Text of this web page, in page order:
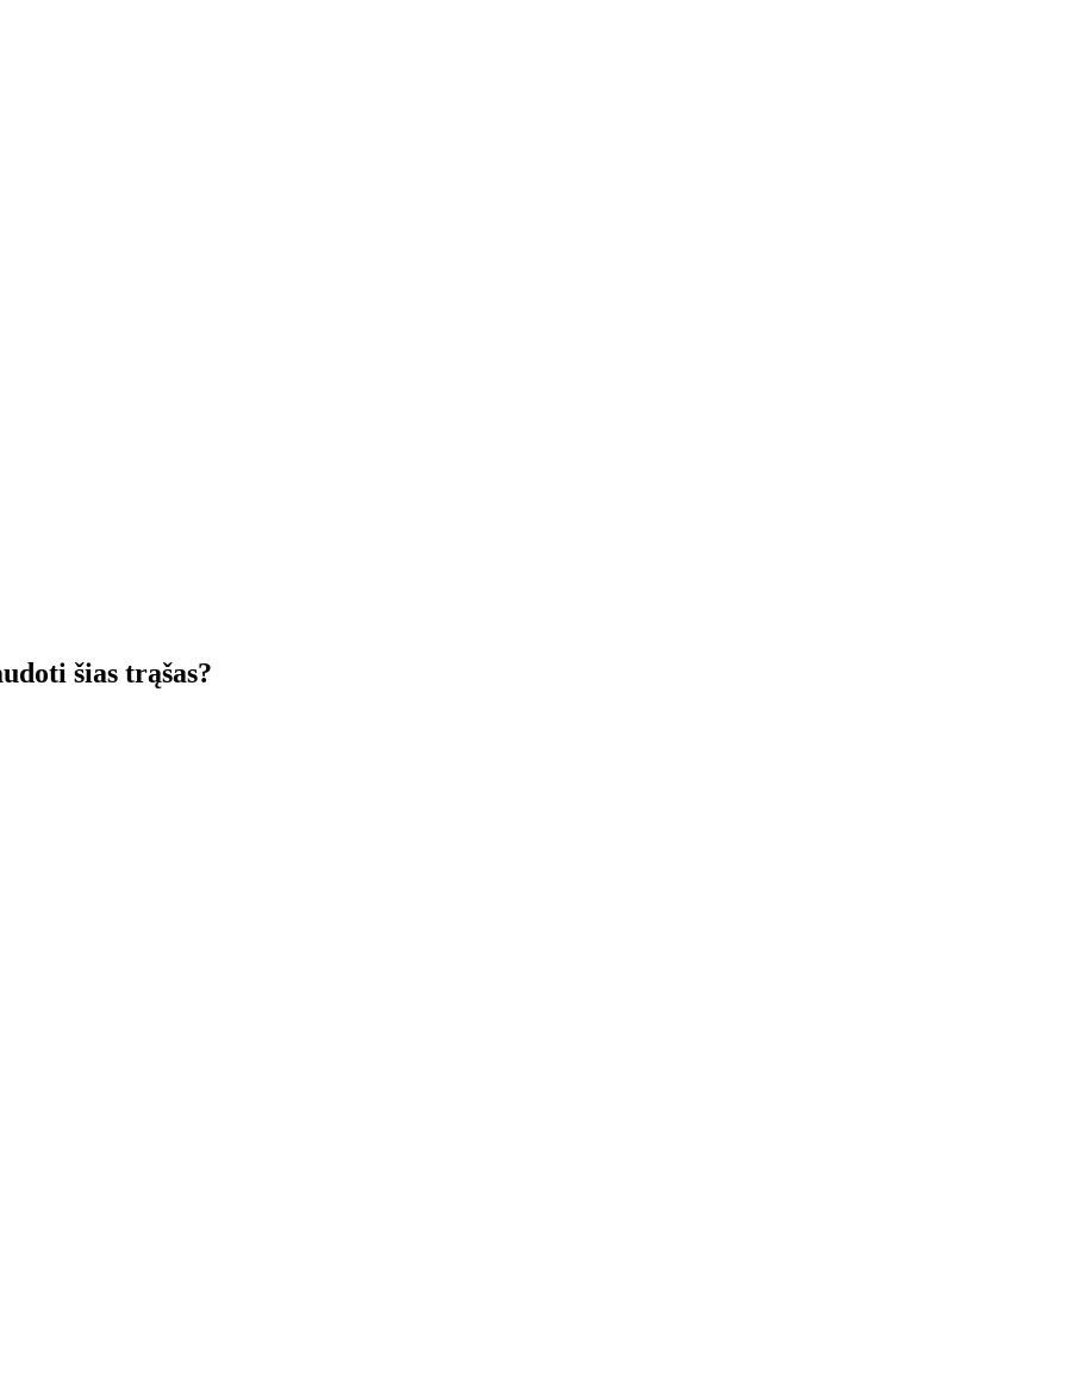
šias trąšas?